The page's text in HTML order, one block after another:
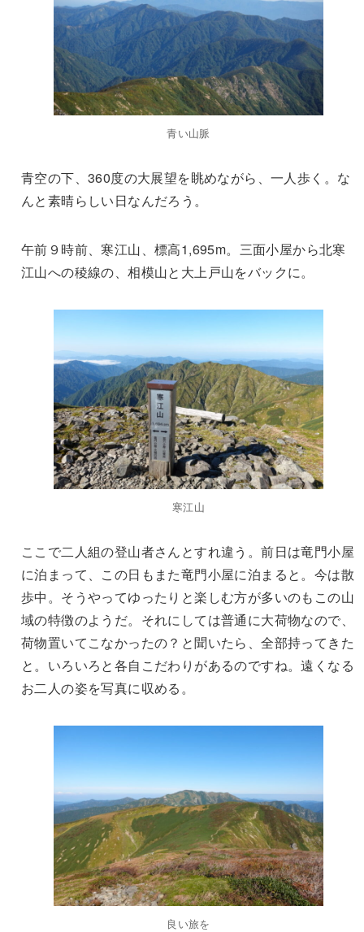
青い山脈
青空の下、360度の大展望を眺めながら、一人歩く。な
んと素晴らしい日なんだろう。
午前９時前、寒江山、標高1,695m。三面小屋から北寒
江山への稜線の、相模山と大上戸山をバックに。
寒江山
ここで二人組の登山者さんとすれ違う。前日は竜門小屋
に泊まって、この日もまた竜門小屋に泊まると。今は散
歩中。そうやってゆったりと楽しむ方が多いのもこの山
域の特徴のようだ。それにしては普通に大荷物なので、
荷物置いてこなかったの？と聞いたら、全部持ってきた
と。いろいろと各自こだわりがあるのですね。遠くなる
お二人の姿を写真に収める。
良い旅を